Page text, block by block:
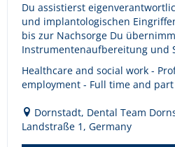
Du assistierst
und implantologischen
bis zur Nachsorge Du
Instrumentenaufbereitung und
Healthcare and social work -
employment - Full time and
Dornstadt, Dental Team
Landstraße 1, Germany